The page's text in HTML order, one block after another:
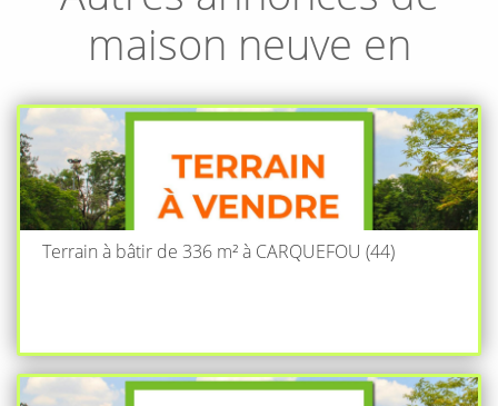
maison neuve en
Terrain à bâtir de 336 m² à CARQUEFOU (44)